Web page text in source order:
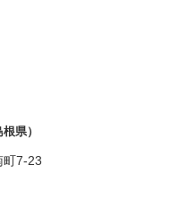
県）
町7-23